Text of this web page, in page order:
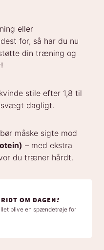
eller
for, så har du nu
din træning og
stile efter 1,8 til
dagligt.
måske sigte mod
– med ekstra
du træner hårdt.
OM DAGEN?
blive en spændetrøje for